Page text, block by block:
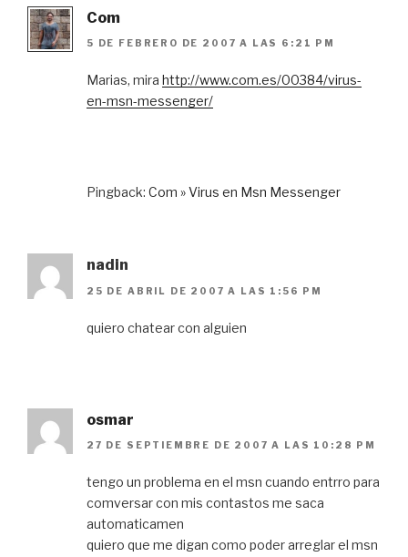
Com
5 DE FEBRERO DE 2007 A LAS 6:21 PM
Marias, mira http://www.com.es/00384/virus-
en-msn-messenger/
Pingback: Com » Virus en Msn Messenger
nadin
25 DE ABRIL DE 2007 A LAS 1:56 PM
quiero chatear con alguien
osmar
27 DE SEPTIEMBRE DE 2007 A LAS 10:28 PM
tengo un problema en el msn cuando entrro para
comversar con mis contastos me saca
automaticamen
quiero que me digan como poder arreglar el msn